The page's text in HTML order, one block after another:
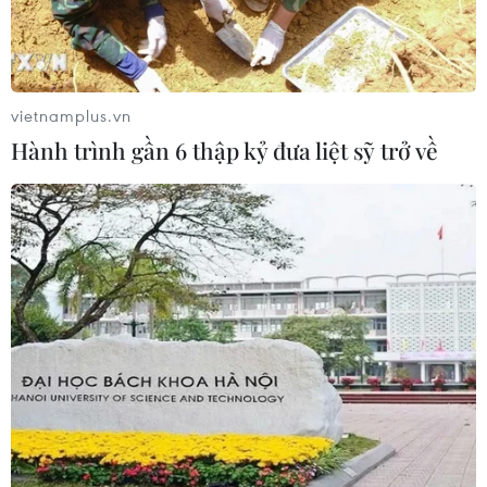
Bão Dolphin gây ảnh hưởng diện
rộng tại miền Đông Trung Quốc
09/08/2026 04:23
du khách mắc kẹt
09/08/2026 03:52
Khủng hoảng nắng nóng đẩy 34 tỉnh
của Pháp vào mức nguy cơ cháy
rừng cao
vietnamplus.vn
Hành trình gần 6 thập kỷ đưa liệt sỹ trở về